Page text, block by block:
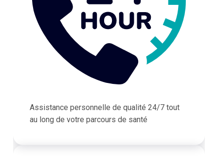
Assistance personnelle de qualité 24/7 tout
au long de votre parcours de santé